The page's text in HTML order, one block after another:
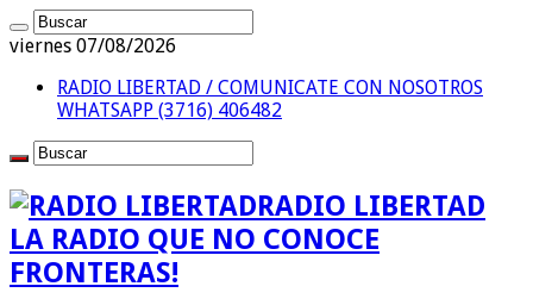
viernes 07/08/2026
RADIO LIBERTAD / COMUNICATE CON NOSOTROS
WHATSAPP (3716) 406482
RADIO LIBERTAD
LA RADIO QUE NO CONOCE
FRONTERAS!